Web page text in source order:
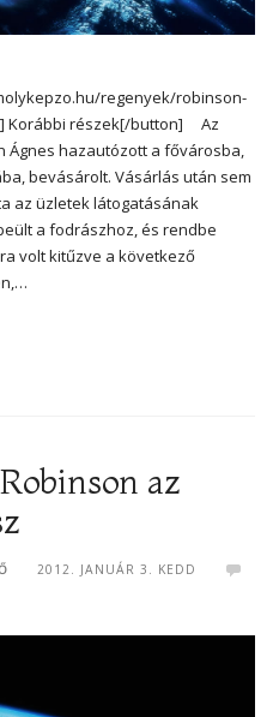
regenyek/robinson-
Korábbi részek[/button] Az
hazautózott a fővárosba,
bevásárolt. Vásárlás után sem
az üzletek látogatásának
a fodrászhoz, és rendbe
volt kitűzve a következő
az
2012. JANUÁR 3. KEDD